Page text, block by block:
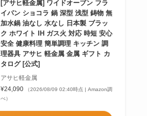
[アサヒ軽金属] ワイドオーブン フラ
イパン ショコラ 鍋 深型 浅型 鋳物 無
加水鍋 油なし 水なし 日本製 ブラッ
ク ホワイト IH ガス火 対応 時短 安心
安全 健康料理 簡単調理 キッチン 調
理器具 アサヒ 軽金属 金属 ギフト カ
タログ [公式]
アサヒ軽金属
¥24,090
（2026/08/09 02:40時点 | Amazon調
べ）